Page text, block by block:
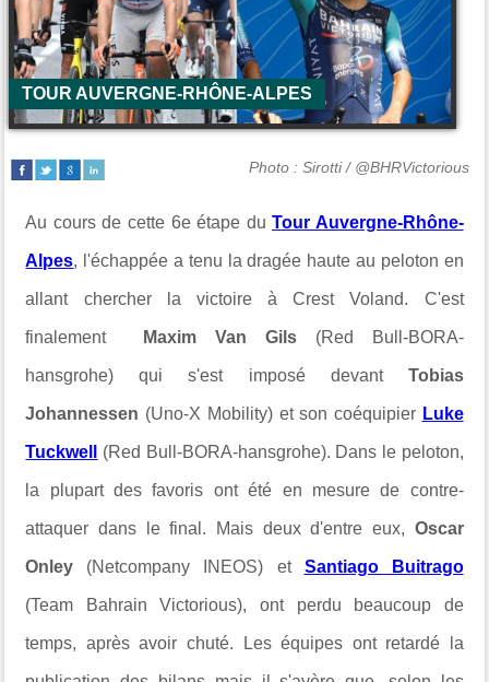
TOUR AUVERGNE-RHÔNE-ALPES
Photo : Sirotti / @BHRVictorious
Au cours de cette 6e étape duTour Auvergne-Rhône-
Alpes, l'échappée a tenu la dragée haute au peloton en
allant chercher la victoire àCrest Voland. C'est
finalement Maxim Van Gils(Red Bull-BORA-
hansgrohe) qui s'est imposé devant Tobias
Johannessen (Uno-X Mobility) et son coéquipier Luke
Tuckwell (Red Bull-BORA-hansgrohe). Dans le peloton,
la plupart des favoris ont été en mesure de contre-
attaquer dans le final. Mais deux d'entre eux, Oscar
Onley (Netcompany INEOS) et Santiago Buitrago
(Team Bahrain Victorious), ont perdu beaucoup de
temps, après avoir chuté. Les équipes ont retardé la